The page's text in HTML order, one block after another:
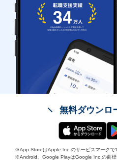
無料ダウンロ
※App StoreはApple Inc.のサービスマークで
※Android、Google PlayはGoogle Inc.の商標